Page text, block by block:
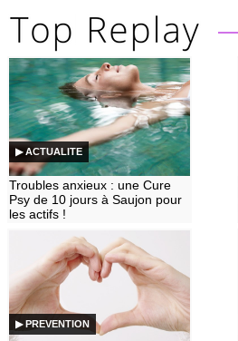
▶ ACTUALITE
Troubles anxieux : une Cure
Psy de 10 jours à Saujon pour
les actifs !
▶ PREVENTION